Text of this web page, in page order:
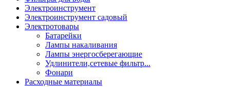
Электроинструмент
Электроинструмент садовый
Электротовары
Батарейки
Лампы накаливания
Лампы энергосберегающие
Удлинители,сетевые фильтр...
Фонари
Расходные материалы